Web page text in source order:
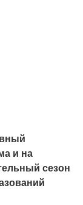
и на
сезон